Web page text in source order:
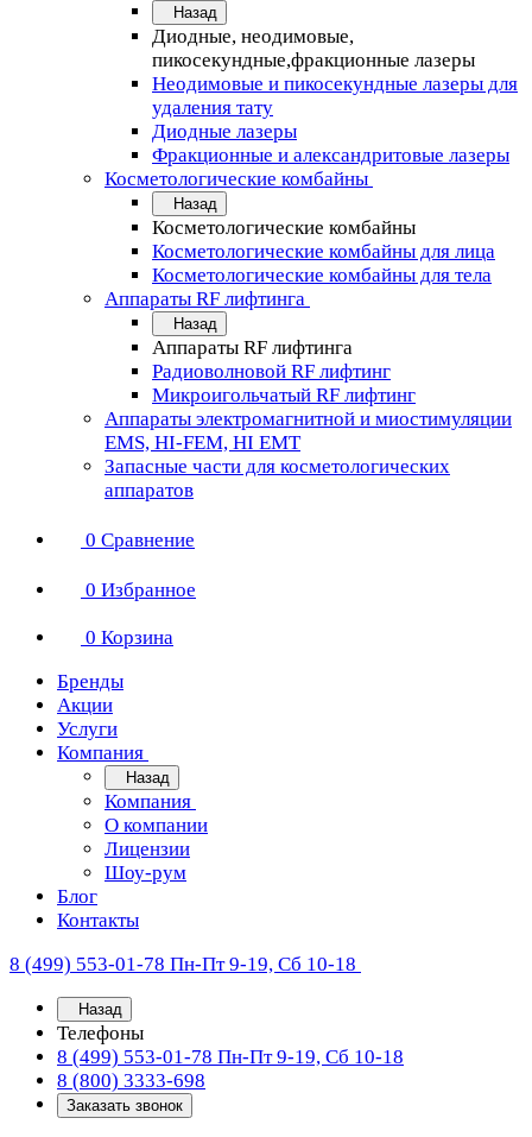
Назад
Диодные, неодимовые,
пикосекундные,фракционные лазеры
Неодимовые и пикосекундные лазеры для
удаления тату
Диодные лазеры
Фракционные и александритовые лазеры
Косметологические комбайны
Назад
Косметологические комбайны
Косметологические комбайны для лица
Косметологические комбайны для тела
Аппараты RF лифтинга
Назад
Аппараты RF лифтинга
Радиоволновой RF лифтинг
Микроигольчатый RF лифтинг
Аппараты электромагнитной и миостимуляции
EMS, HI-FEM, HI EMT
Запасные части для косметологических
аппаратов
0 Сравнение
0 Избранное
0 Корзина
Бренды
Акции
Услуги
Компания
Назад
Компания
О компании
Лицензии
Шоу-рум
Блог
Контакты
8 (499) 553-01-78 Пн-Пт 9-19, Сб 10-18
Назад
Телефоны
8 (499) 553-01-78 Пн-Пт 9-19, Сб 10-18
8 (800) 3333-698
Заказать звонок